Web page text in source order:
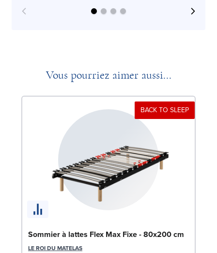
Vous pourriez aimer aussi...
BACK TO SLEEP
Sommier à lattes Flex Max Fixe - 80x200 cm
LE ROI DU MATELAS